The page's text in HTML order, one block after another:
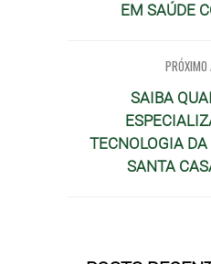
EM SAÚDE
PRÓXIMO
SAIBA
TECNOLOGIA
SANTA